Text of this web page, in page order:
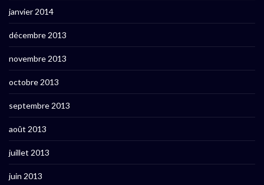
janvier 2014
décembre 2013
novembre 2013
octobre 2013
septembre 2013
août 2013
juillet 2013
juin 2013